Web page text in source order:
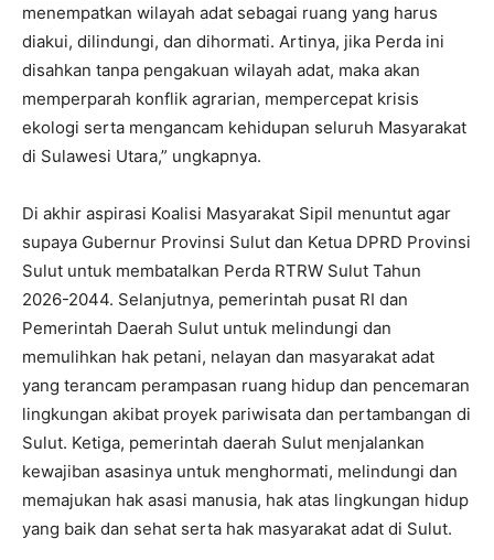
menempatkan wilayah adat sebagai ruang yang harus
diakui, dilindungi, dan dihormati. Artinya, jika Perda ini
disahkan tanpa pengakuan wilayah adat, maka akan
memperparah konflik agrarian, mempercepat krisis
ekologi serta mengancam kehidupan seluruh Masyarakat
di Sulawesi Utara,” ungkapnya.
Di akhir aspirasi Koalisi Masyarakat Sipil menuntut agar
supaya Gubernur Provinsi Sulut dan Ketua DPRD Provinsi
Sulut untuk membatalkan Perda RTRW Sulut Tahun
2026-2044. Selanjutnya, pemerintah pusat RI dan
Pemerintah Daerah Sulut untuk melindungi dan
memulihkan hak petani, nelayan dan masyarakat adat
yang terancam perampasan ruang hidup dan pencemaran
lingkungan akibat proyek pariwisata dan pertambangan di
Sulut. Ketiga, pemerintah daerah Sulut menjalankan
kewajiban asasinya untuk menghormati, melindungi dan
memajukan hak asasi manusia, hak atas lingkungan hidup
yang baik dan sehat serta hak masyarakat adat di Sulut.